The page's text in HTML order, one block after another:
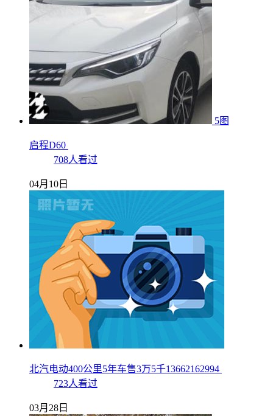
5图
启程D60
708人看过
04月10日
北汽电动400公里5年车售3万5千13662162994
723人看过
03月28日